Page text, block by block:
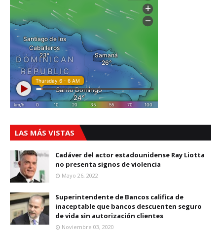
LAS MÁS VISTAS
Cadáver del actor estadounidense Ray Liotta
no presenta signos de violencia
Mayo 26, 2022
Superintendente de Bancos califica de
inaceptable que bancos descuenten seguro
de vida sin autorización clientes
Noviembre 03, 2020